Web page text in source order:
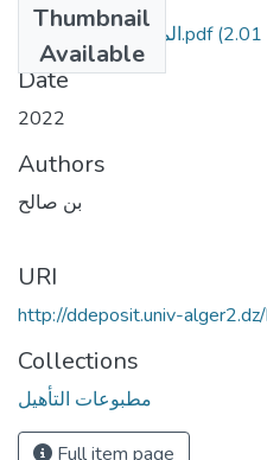
Thumbnail
Available
المطبوعة البيداغوجية.pdf(2.01
Date
2022
Authors
بن صالح
URI
http://ddeposit.univ-
Collections
مطبوعات التأهيل
Full item page